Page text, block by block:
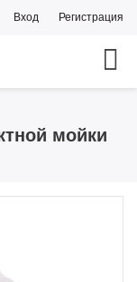
Вход Регистрация
мойки